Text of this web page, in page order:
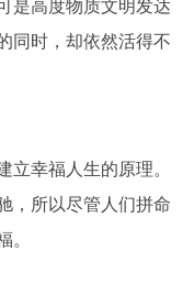
是高度物质文明发达
同时，却依然活得不
立幸福人生的原理。
，所以尽管人们拼命
。